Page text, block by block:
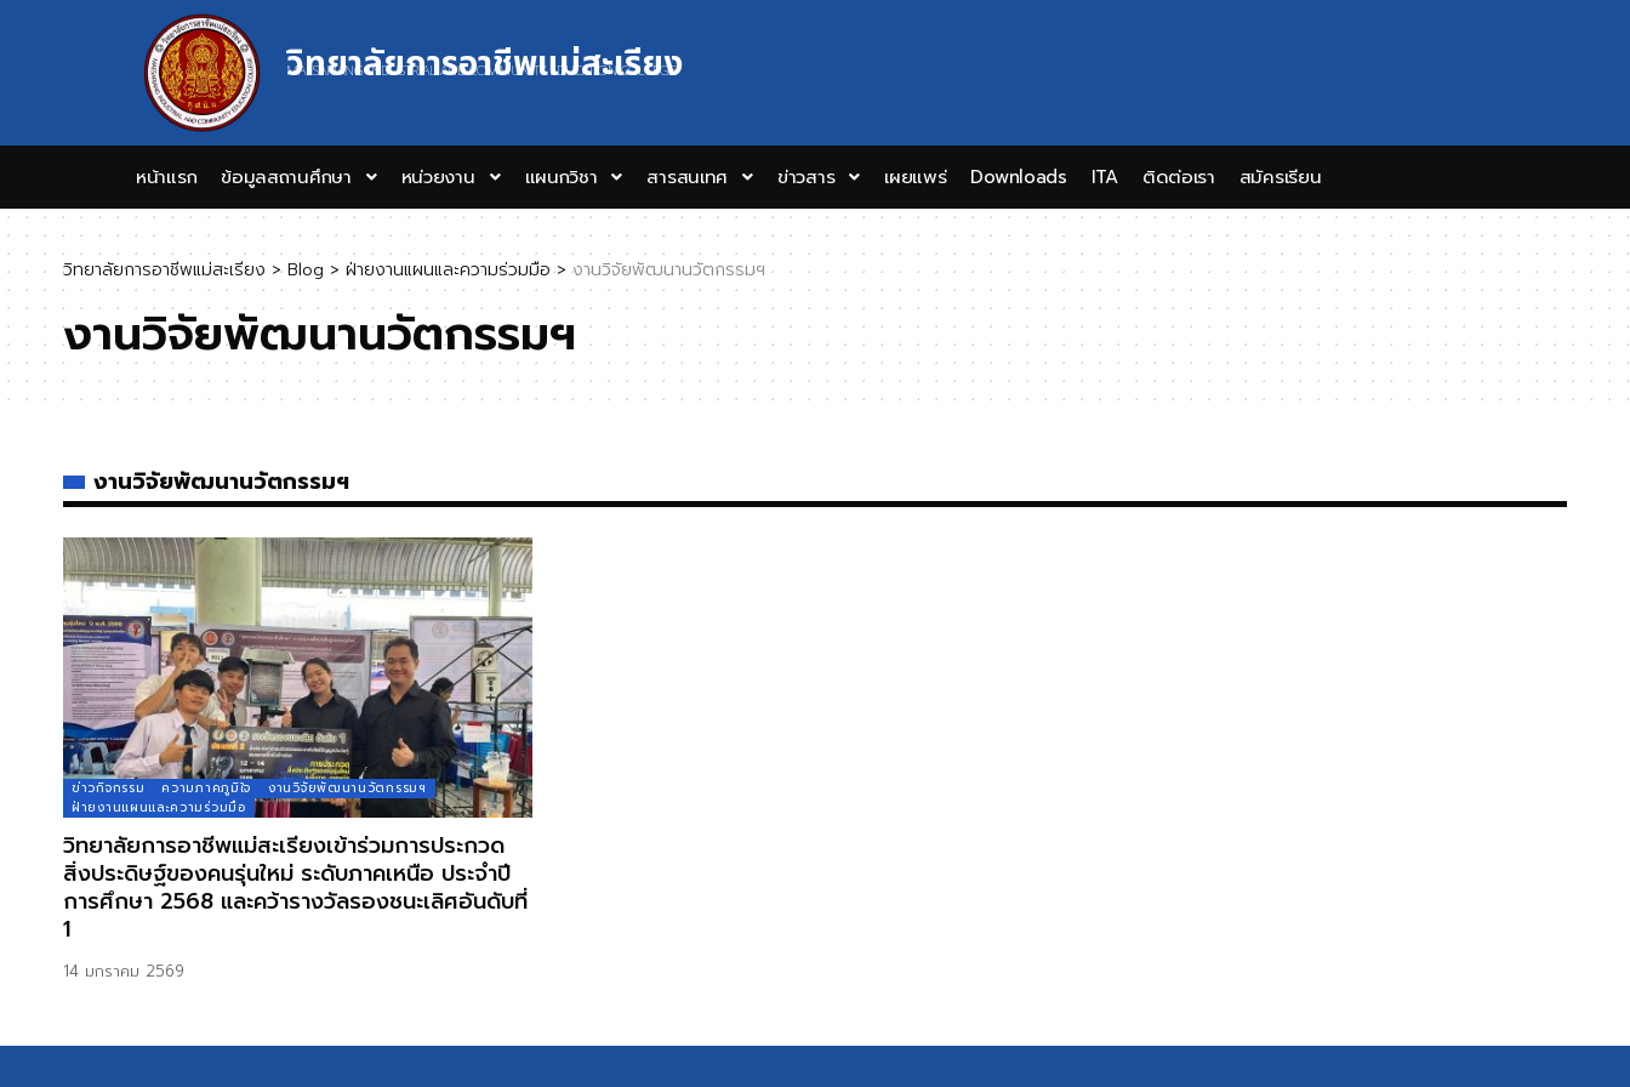
วิทยาลัยการอาชีพแม่สะเรียง
MAESARIANG INDUSTRIAL AND COMMUNITY EDUCATION COLLEGE
หน้าแรก ข้อมูลสถานศึกษา หน่วยงาน แผนกวิชา สารสนเทศ ข่าวสาร เผยแพร่ Downloads ITA ติดต่อเรา สมัครเรียน
วิทยาลัยการอาชีพแม่สะเรียง >Blog > ฝ่ายงานแผนและความร่วมมือ>งานวิจัยพัฒนานวัตกรรมฯ
งานวิจัยพัฒนานวัตกรรมฯ
งานวิจัยพัฒนานวัตกรรมฯ
ข่าวกิจกรรม ความภาคภูมิใจ
งานวิจัยพัฒนานวัตกรรมฯ
ฝ่ายงานแผนและความร่วมมือ
วิทยาลัยการอาชีพแม่สะเรียงเข้าร่วมการประกวด
สิ่งประดิษฐ์ของคนรุ่นใหม่ ระดับภาคเหนือ ประจำปี
การศึกษา 2568 และคว้ารางวัลรองชนะเลิศอันดับที่
1
14 มกราคม 2569